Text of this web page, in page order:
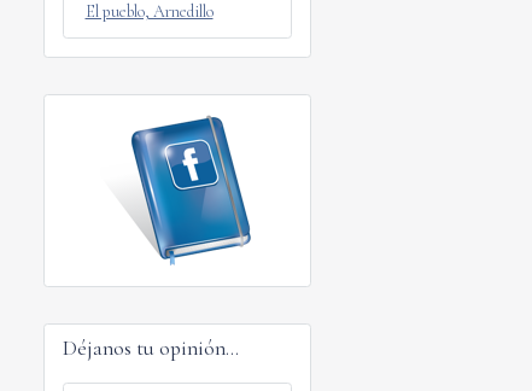
El pueblo, Arnedillo
Déjanos tu opinión...